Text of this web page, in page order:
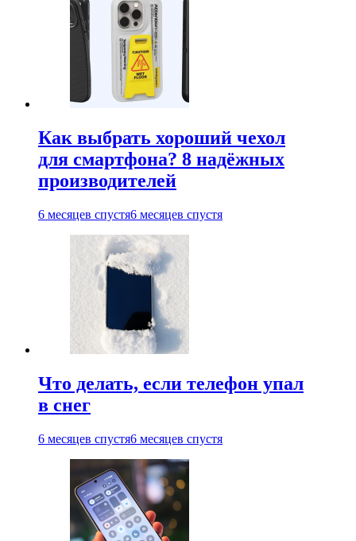
Как выбрать хороший чехол
для смартфона? 8 надёжных
производителей
6 месяцев спустя6 месяцев спустя
Что делать, если телефон упал
в снег
6 месяцев спустя6 месяцев спустя